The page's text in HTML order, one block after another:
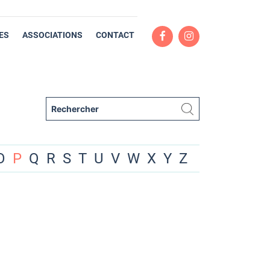
ASSOCIATIONS CONTACT
P Q R S T U V W X Y Z